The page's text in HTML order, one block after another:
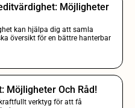
Möjligheter
kan hjälpa dig att samla
översikt för en bättre hanterbar
Möjligheter Och Råd!
verktyg för att få